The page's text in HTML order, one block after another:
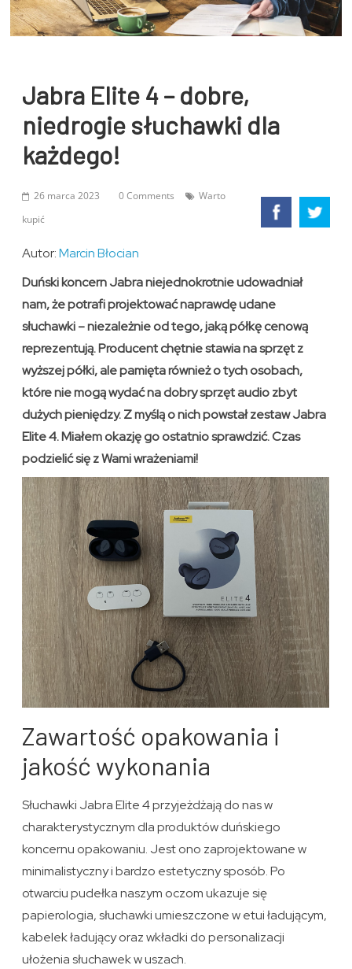
Jabra Elite 4 – dobre,
niedrogie słuchawki dla
każdego!
26 marca 2023 0 Comments
Warto
kupić
Autor:Marcin Błocian
Duński koncern Jabra niejednokrotnie udowadniał
nam, że potrafi projektować naprawdę udane
słuchawki – niezależnie od tego, jaką półkę cenową
reprezentują. Producent chętnie stawia na sprzęt z
wyższej półki, ale pamięta również o tych osobach,
które nie mogą wydać na dobry sprzęt audio zbyt
dużych pieniędzy. Z myślą o nich powstał zestaw Jabra
Elite 4. Miałem okazję go ostatnio sprawdzić. Czas
podzielić się z Wami wrażeniami!
Zawartość opakowania i
jakość wykonania
Słuchawki Jabra Elite 4 przyjeżdżają do nas w
charakterystycznym dla produktów duńskiego
koncernu opakowaniu. Jest ono zaprojektowane w
minimalistyczny i bardzo estetyczny sposób. Po
otwarciu pudełka naszym oczom ukazuje się
papierologia, słuchawki umieszczone w etui ładującym,
kabelek ładujący oraz wkładki do personalizacji
ułożenia słuchawek w uszach.